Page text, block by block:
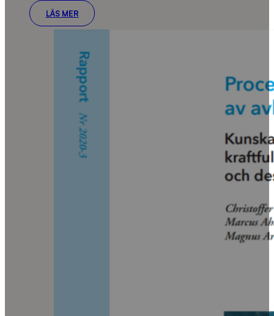
LÄS MER